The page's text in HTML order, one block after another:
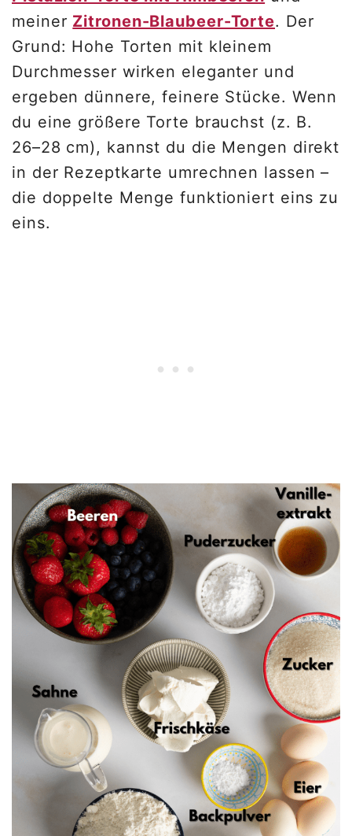
meiner Zitronen-Blaubeer-Torte. Der
Grund: Hohe Torten mit kleinem
Durchmesser wirken eleganter und
ergeben dünnere, feinere Stücke. Wenn
du eine größere Torte brauchst (z. B.
26–28 cm), kannst du die Mengen direkt
in der Rezeptkarte umrechnen lassen –
die doppelte Menge funktioniert eins zu
eins.